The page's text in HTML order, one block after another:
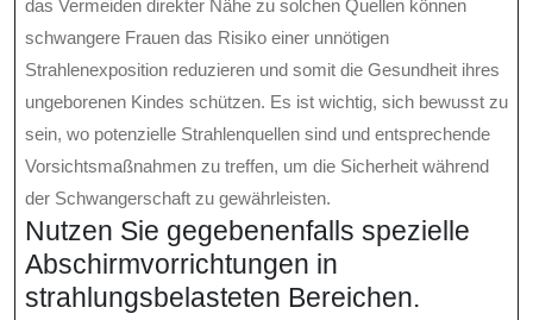
das Vermeiden direkter Nähe zu solchen Quellen können
schwangere Frauen das Risiko einer unnötigen
Strahlenexposition reduzieren und somit die Gesundheit ihres
ungeborenen Kindes schützen. Es ist wichtig, sich bewusst zu
sein, wo potenzielle Strahlenquellen sind und entsprechende
Vorsichtsmaßnahmen zu treffen, um die Sicherheit während
der Schwangerschaft zu gewährleisten.
Nutzen Sie gegebenenfalls spezielle
Abschirmvorrichtungen in
strahlungsbelasteten Bereichen.